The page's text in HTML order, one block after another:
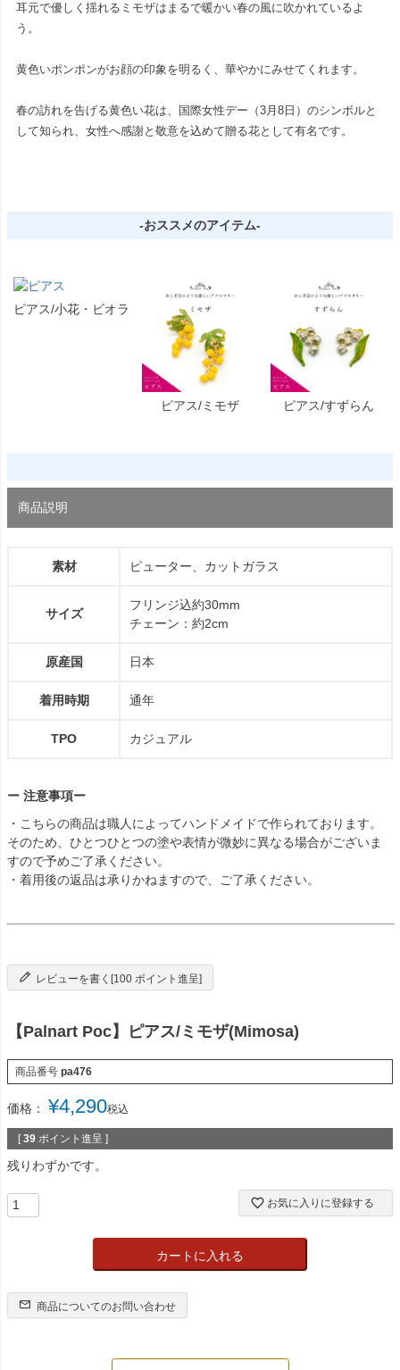
耳元で優しく揺れるミモザはまるで暖かい春の風に吹かれているよ
う。
黄色いポンポンがお顔の印象を明るく、華やかにみせてくれます。
春の訪れを告げる黄色い花は、国際女性デー（3月8日）のシンボルと
して知られ、女性へ感謝と敬意を込めて贈る花として有名です。
-おススメのアイテム-
ピアス/小花・ビオラ
ピアス/ミモザ ピアス/すずらん
商品説明
素材 ピューター、カットガラス
サイズ
フリンジ込約30mm
チェーン：約2cm
原産国 日本
着用時期 通年
TPO カジュアル
ー 注意事項ー
・こちらの商品は職人によってハンドメイドで作られております。
そのため、ひとつひとつの塗や表情が微妙に異なる場合がございま
すので予めご了承ください。
・着用後の返品は承りかねますので、ご了承ください。
レビューを書く[100 ポイント進呈]
【Palnart Poc】ピアス/ミモザ(Mimosa)
商品番号 pa476
価格： ¥4,290税込
[ 39 ポイント進呈 ]
残りわずかです。
お気に入りに登録する
カートに入れる
商品についてのお問い合わせ